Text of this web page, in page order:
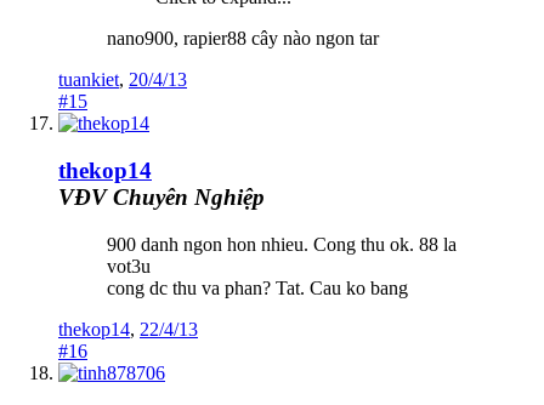
nano900, rapier88 cây nào ngon tar
tuankiet, 20/4/13
#15
thekop14
VĐV Chuyên Nghiệp
900 danh ngon hon nhieu. Cong thu ok. 88 la
vot3u
cong dc thu va phan? Tat. Cau ko bang
thekop14, 22/4/13
#16